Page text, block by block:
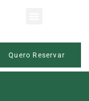
Quero Reservar